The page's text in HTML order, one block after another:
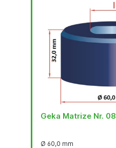
Geka Matrize Nr. 08
Ø 60,0 mm